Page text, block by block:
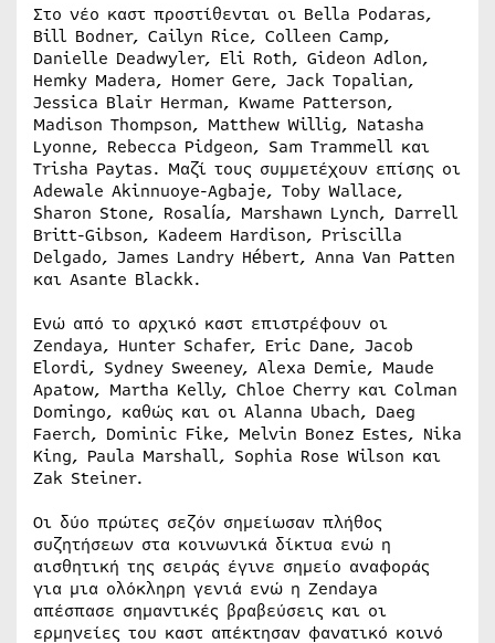
Στο νέο καστ προστίθενται οι Bella Podaras,
Bill Bodner, Cailyn Rice, Colleen Camp,
Danielle Deadwyler, Eli Roth, Gideon Adlon,
Hemky Madera, Homer Gere, Jack Topalian,
Jessica Blair Herman, Kwame Patterson,
Madison Thompson, Matthew Willig, Natasha
Lyonne, Rebecca Pidgeon, Sam Trammell και
Trisha Paytas. Μαζί τους συμμετέχουν επίσης οι
Adewale Akinnuoye-Agbaje, Toby Wallace,
Sharon Stone, Rosalía, Marshawn Lynch, Darrell
Britt-Gibson, Kadeem Hardison, Priscilla
Delgado, James Landry Hébert, Anna Van Patten
και Asante Blackk.
Eνώ από το αρχικό καστ επιστρέφουν οι
Zendaya, Hunter Schafer, Eric Dane, Jacob
Elordi, Sydney Sweeney, Alexa Demie, Maude
Apatow, Martha Kelly, Chloe Cherry και Colman
Domingo, καθώς και οι Alanna Ubach, Daeg
Faerch, Dominic Fike, Melvin Bonez Estes, Nika
King, Paula Marshall, Sophia Rose Wilson και
Zak Steiner.
Οι δύο πρώτες σεζόν σημείωσαν πλήθος
συζητήσεων στα κοινωνικά δίκτυα ενώ η
αισθητική της σειράς έγινε σημείο αναφοράς
για μια ολόκληρη γενιά ενώ η Zendaya
απέσπασε σημαντικές βραβεύσεις και οι
ερμηνείες του καστ απέκτησαν φανατικό κοινό